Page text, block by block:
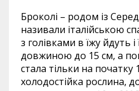
Броколі – родом із
називали італійською
з голівками в їжу йдуть і
довжиною до 15 см, а
стала тільки на
холодостійка рослина,